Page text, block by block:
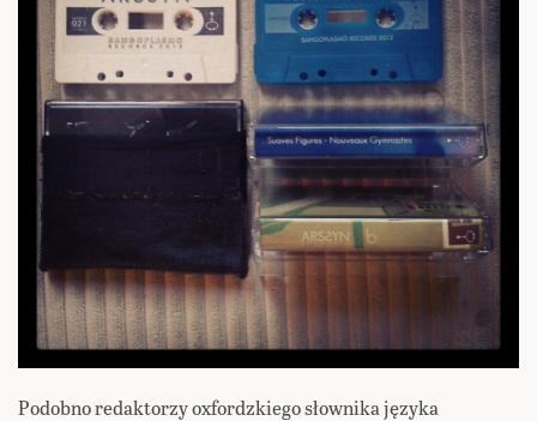
Podobno redaktorzy oxfordzkiego słownika języka